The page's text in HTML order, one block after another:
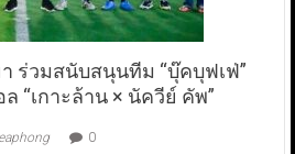
ร่วมสนับสนุนทีม “บุ๊คบุฟเฟ่”
“เกาะล้าน × นัควีย์ คัพ”
0